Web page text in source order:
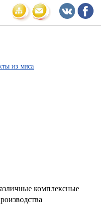
из мяса
комплексные